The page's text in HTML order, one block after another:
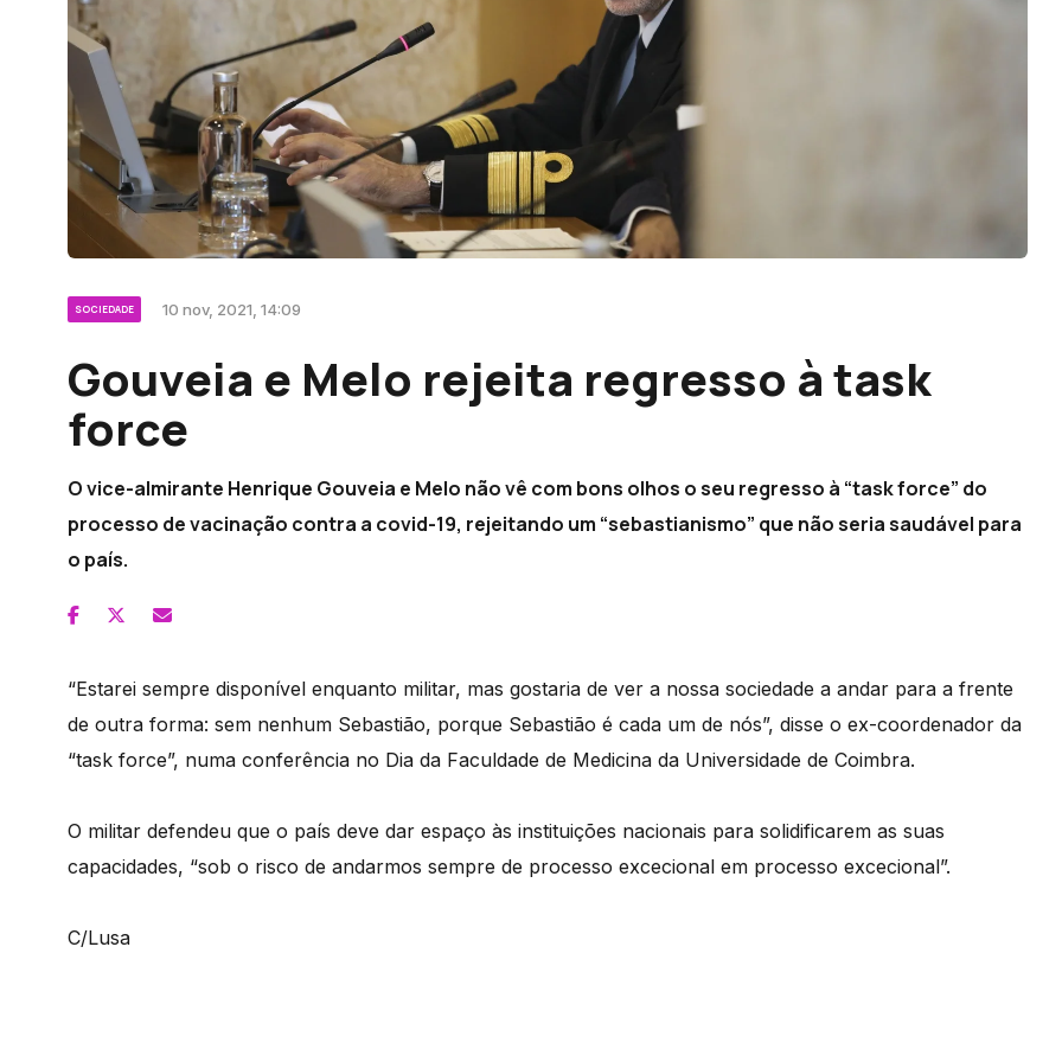
SOCIEDADE 10 nov, 2021, 14:09
Gouveia e Melo rejeita regresso à task
force
O vice-almirante Henrique Gouveia e Melo não vê com bons olhos o seu regresso à “task force” do
processo de vacinação contra a covid-19, rejeitando um “sebastianismo” que não seria saudável para
o país.
“Estarei sempre disponível enquanto militar, mas gostaria de ver a nossa sociedade a andar para a frente
de outra forma: sem nenhum Sebastião, porque Sebastião é cada um de nós”, disse o ex-coordenador da
“task force”, numa conferência no Dia da Faculdade de Medicina da Universidade de Coimbra.
O militar defendeu que o país deve dar espaço às instituições nacionais para solidificarem as suas
capacidades, “sob o risco de andarmos sempre de processo excecional em processo excecional”.
C/Lusa